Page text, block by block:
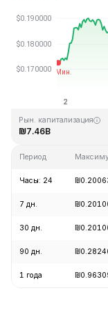
Последнее обновление:
Рын. капитализация
₪7.46B
Период
Часы: 24
7 дн.
30 дн.
90 дн.
1 года